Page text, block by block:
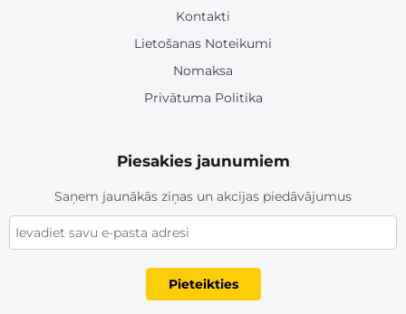
Kontakti
Lietošanas Noteikumi
Nomaksa
Privātuma Politika
Piesakies jaunumiem
Saņem jaunākās ziņas un akcijas piedāvājumus
Pieteikties